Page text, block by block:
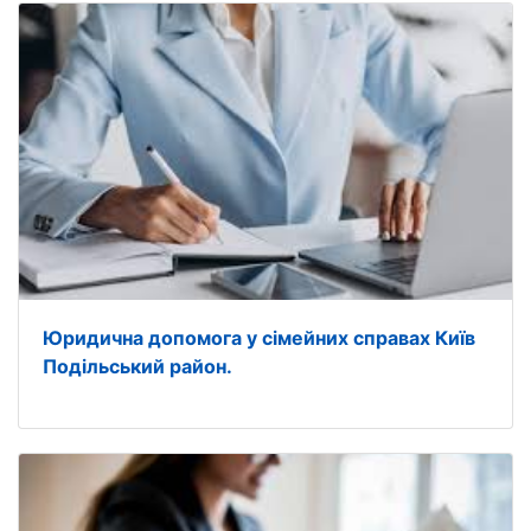
Юридична допомога у сімейних справах Київ
Подільський район.